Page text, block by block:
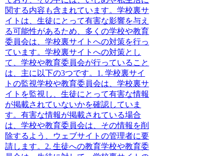
関する内容も含まれています。学校裏サ
イトは、生徒にとって有害な影響を与え
る可能性があるため、多くの学校や教育
委員会は、学校裏サイトへの対策を行っ
ています。学校裏サイトへの対策とし
て、学校や教育委員会が行っていること
は、主に以下の3つです。1.学校裏サイ
トの監視学校や教育委員会は、学校裏サ
イトを監視し、生徒にとって有害な情報
が掲載されていないかを確認していま
す。有害な情報が掲載されている場合
は、学校や教育委員会は、その情報を削
除するよう、ウェブサイトの管理者に要
請します。2.生徒への教育学校や教育委